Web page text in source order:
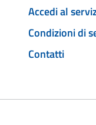
Accedi al
Condizioni di
Contatti